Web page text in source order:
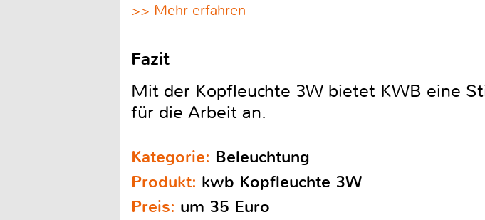
>> Mehr erfahren
Fazit
Mit der Kopfleuchte 3W bietet KWB eine
für die Arbeit an.
Kategorie: Beleuchtung
Produkt: kwb Kopfleuchte 3W
Preis: um 35 Euro